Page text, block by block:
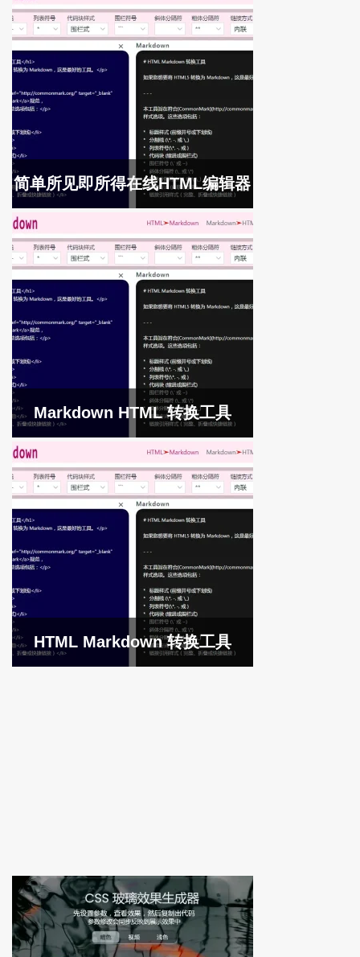
简单所见即所得在线HTML编辑器
Markdown HTML 转换工具
HTML Markdown 转换工具